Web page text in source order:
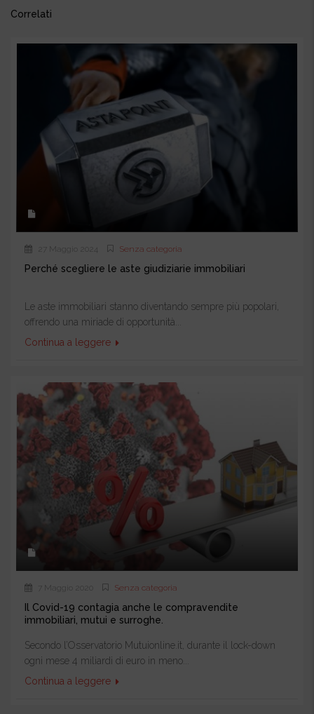
Correlati
27 Maggio 2024 Senza categoria
Perché scegliere le aste giudiziarie immobiliari
Le aste immobiliari stanno diventando sempre più popolari,
offrendo una miriade di opportunità...
Continua a leggere
7 Maggio 2020 Senza categoria
Il Covid-19 contagia anche le compravendite
immobiliari, mutui e surroghe.
Secondo l’Osservatorio Mutuionline.it, durante il lock-down
ogni mese 4 miliardi di euro in meno...
Continua a leggere